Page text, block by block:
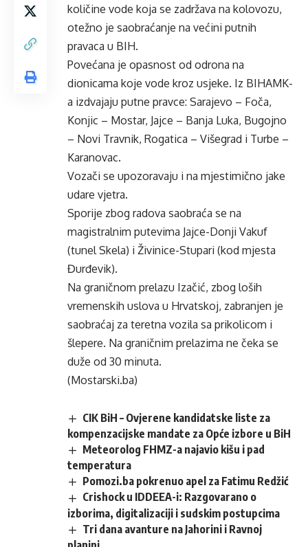
količine vode koja se zadržava na kolovozu,
otežno je saobraćanje na većini putnih
pravaca u BIH.
Povećana je opasnost od odrona na
dionicama koje vode kroz usjeke. Iz BIHAMK-
a izdvajaju putne pravce: Sarajevo – Foča,
Konjic – Mostar, Jajce – Banja Luka, Bugojno
– Novi Travnik, Rogatica – Višegrad i Turbe –
Karanovac.
Vozači se upozoravaju i na mjestimično jake
udare vjetra.
Sporije zbog radova saobraća se na
magistralnim putevima Jajce-Donji Vakuf
(tunel Skela) i Živinice-Stupari (kod mjesta
Đurđevik).
Na graničnom prelazu Izačić, zbog loših
vremenskih uslova u Hrvatskoj, zabranjen je
saobraćaj za teretna vozila sa prikolicom i
šlepere. Na graničnim prelazima ne čeka se
duže od 30 minuta.
(Mostarski.ba)
CIK BiH – Ovjerene kandidatske liste za
kompenzacijske mandate za Opće izbore u BiH
Meteorolog FHMZ-a najavio kišu i pad
temperatura
Pomozi.ba pokrenuo apel za Fatimu Redžić
Crishock u IDDEEA-i: Razgovarano o
izborima, digitalizaciji i sudskim postupcima
Tri dana avanture na Jahorini i Ravnoj